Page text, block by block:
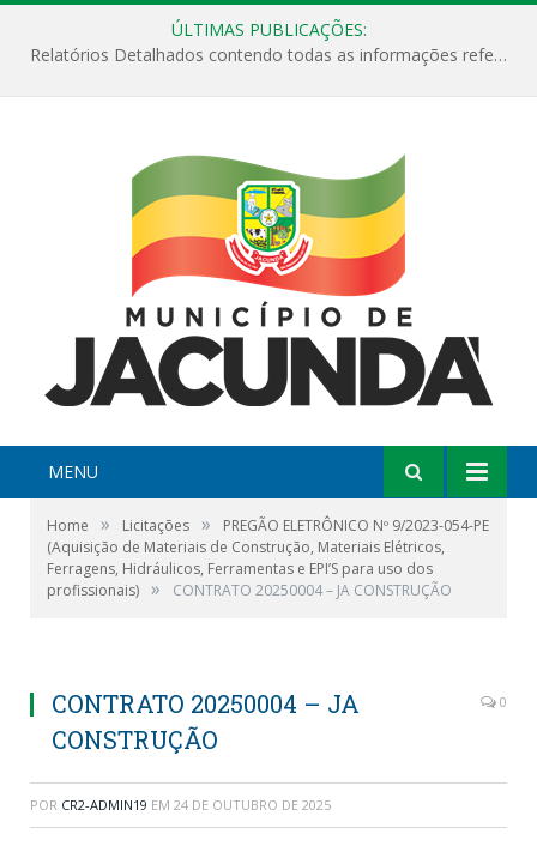
ÚLTIMAS PUBLICAÇÕES:
Relatórios Detalhados contendo todas as informações referentes a execução de recursos destinados ao fomento de projetos culturais no Município de Jacundá entre os anos de 2022 ao presente ano de 2026.
MENU
Home » Licitações »
PREGÃO ELETRÔNICO Nº 9/2023-054-PE
(Aquisição de Materiais de Construção, Materiais Elétricos,
Ferragens, Hidráulicos, Ferramentas e EPI’S para uso dos
profissionais) » CONTRATO 20250004 – JA CONSTRUÇÃO
CONTRATO 20250004 – JA
CONSTRUÇÃO
0
POR CR2-ADMIN19 EM 24 DE OUTUBRO DE 2025